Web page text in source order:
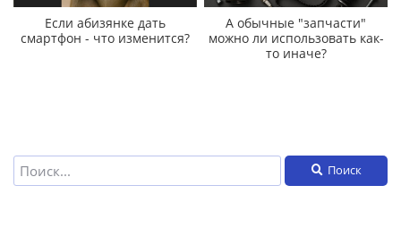
Если абизянке дать
смартфон - что изменится?
А обычные "запчасти"
можно ли использовать как-
то иначе?
Поиск